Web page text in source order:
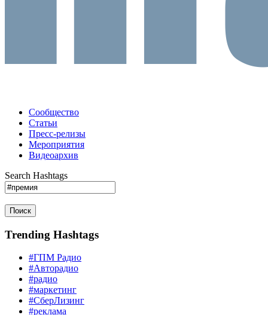
Сообщество
Статьи
Пресс-релизы
Мероприятия
Видеоархив
Search Hashtags
Поиск
Trending Hashtags
#ГПМ Радио
#Авторадио
#радио
#маркетинг
#СберЛизинг
#реклама